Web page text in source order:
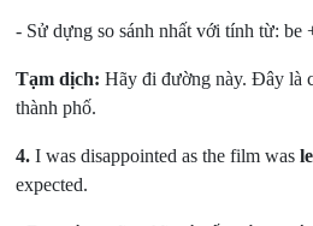
- Sử dựng so sánh nhất với tính từ: be
Tạm dịch: Hãy đi đường này. Đây là
thành phố.
4. I was disappointed as the film was
expected.